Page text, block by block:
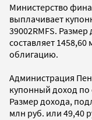
Министерство
выплачивает
39002RMFS.
составляет
облигацию.
Администрация
купонный доход по
Размер дохода,
млн руб. или 49,40